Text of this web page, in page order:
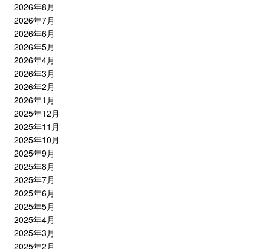
2026年8月
2026年7月
2026年6月
2026年5月
2026年4月
2026年3月
2026年2月
2026年1月
2025年12月
2025年11月
2025年10月
2025年9月
2025年8月
2025年7月
2025年6月
2025年5月
2025年4月
2025年3月
2025年2月